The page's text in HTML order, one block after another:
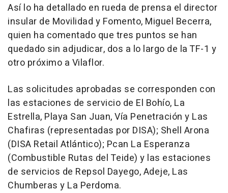
Así lo ha detallado en rueda de prensa el director
insular de Movilidad y Fomento, Miguel Becerra,
quien ha comentado que tres puntos se han
quedado sin adjudicar, dos a lo largo de la TF-1 y
otro próximo a Vilaflor.
Las solicitudes aprobadas se corresponden con
las estaciones de servicio de El Bohío, La
Estrella, Playa San Juan, Vía Penetración y Las
Chafiras (representadas por DISA); Shell Arona
(DISA Retail Atlántico); Pcan La Esperanza
(Combustible Rutas del Teide) y las estaciones
de servicios de Repsol Dayego, Adeje, Las
Chumberas y La Perdoma.